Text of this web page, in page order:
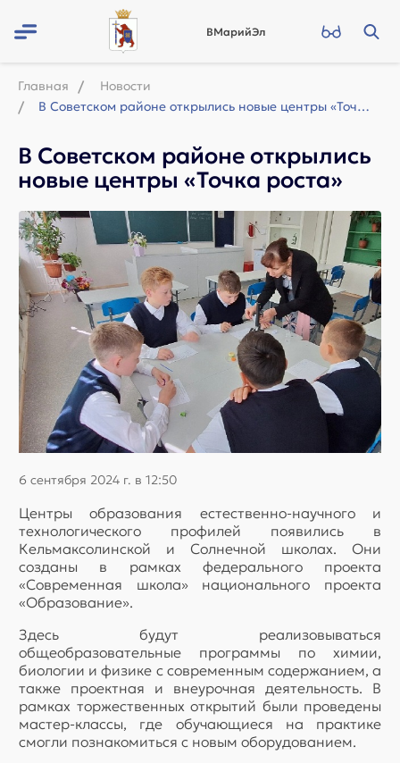
ВМарийЭл
Главная
Новости
В Советском районе открылись новые центры «Точка роста»
В Советском районе открылись
новые центры «Точка роста»
6 сентября 2024 г. в 12:50
Центры образования естественно-научного и
технологического профилей появились в
Кельмаксолинской и Солнечной школах. Они
созданы в рамках федерального проекта
«Современная школа» национального проекта
«Образование».
Здесь будут реализовываться
общеобразовательные программы по химии,
биологии и физике с современным содержанием, а
также проектная и внеурочная деятельность. В
рамках торжественных открытий были проведены
мастер-классы, где обучающиеся на практике
смогли познакомиться с новым оборудованием.